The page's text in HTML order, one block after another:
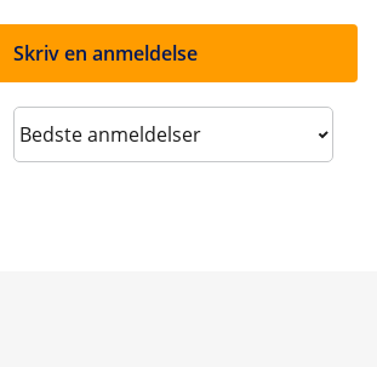
Skriv en anmeldelse
Sort reviews